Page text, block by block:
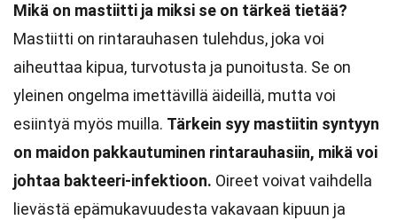
Mikä on mastiitti ja miksi se on tärkeä tietää?
Mastiitti on rintarauhasen tulehdus, joka voi
aiheuttaa kipua, turvotusta ja punoitusta. Se on
yleinen ongelma imettävillä äideillä, mutta voi
esiintyä myös muilla. Tärkein syy mastiitin syntyyn
on maidon pakkautuminen rintarauhasiin, mikä voi
johtaa bakteeri-infektioon. Oireet voivat vaihdella
lievästä epämukavuudesta vakavaan kipuun ja